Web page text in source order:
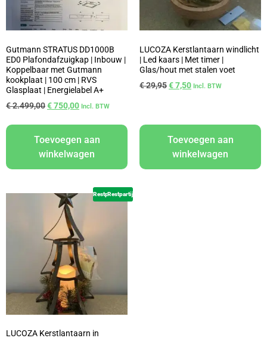
Gutmann STRATUS DD1000B
ED0 Plafondafzuigkap | Inbouw |
Koppelbaar met Gutmann
kookplaat | 100 cm | RVS
Glasplaat | Energielabel A+
€2.499,00€750,00 Incl. BTW
Toevoegen aan
winkelwagen
LUCOZA Kerstlantaarn windlicht
| Led kaars | Met timer |
Glas/hout met stalen voet
€29,95€7,50 Incl. BTW
Toevoegen aan
winkelwagen
RestpartijRestpartij
LUCOZA Kerstlantaarn in